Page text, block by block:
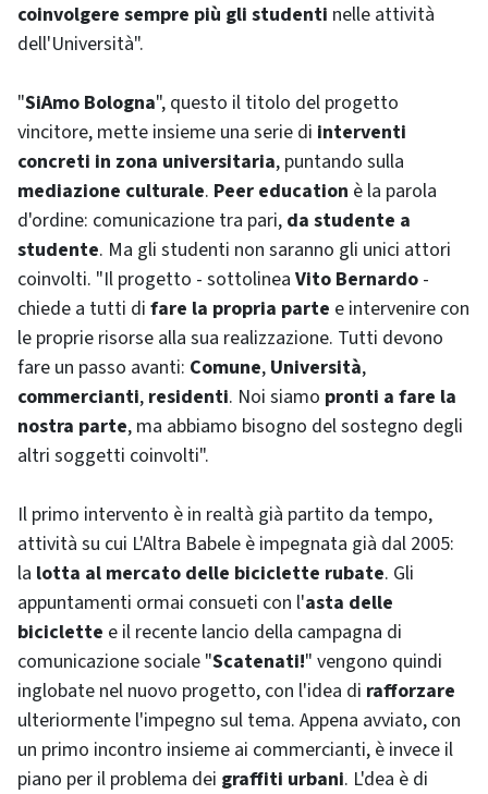
coinvolgere sempre più gli studenti nelle attività
dell'Università".
"SiAmo Bologna", questo il titolo del progetto
vincitore, mette insieme una serie di interventi
concreti in zona universitaria, puntando sulla
mediazione culturale. Peer education è la parola
d'ordine: comunicazione tra pari, da studente a
studente. Ma gli studenti non saranno gli unici attori
coinvolti. "Il progetto - sottolinea Vito Bernardo -
chiede a tutti di fare la propria parte e intervenire con
le proprie risorse alla sua realizzazione. Tutti devono
fare un passo avanti: Comune, Università,
commercianti, residenti. Noi siamo pronti a fare la
nostra parte, ma abbiamo bisogno del sostegno degli
altri soggetti coinvolti".
Il primo intervento è in realtà già partito da tempo,
attività su cui L'Altra Babele è impegnata già dal 2005:
la lotta al mercato delle biciclette rubate. Gli
appuntamenti ormai consueti con l'asta delle
biciclette e il recente lancio della campagna di
comunicazione sociale "Scatenati!" vengono quindi
inglobate nel nuovo progetto, con l'idea di rafforzare
ulteriormente l'impegno sul tema. Appena avviato, con
un primo incontro insieme ai commercianti, è invece il
piano per il problema dei graffiti urbani. L'dea è di